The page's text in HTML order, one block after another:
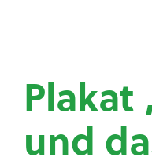
Plakat
und